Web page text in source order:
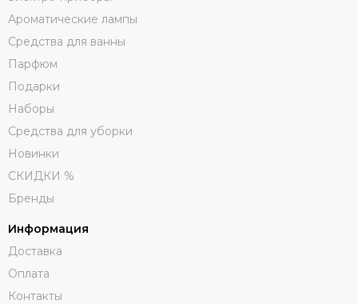
Ароматические лампы
Средства для ванны
Парфюм
Подарки
Наборы
Средства для уборки
Новинки
СКИДКИ %
Бренды
Информация
Доставка
Оплата
Контакты